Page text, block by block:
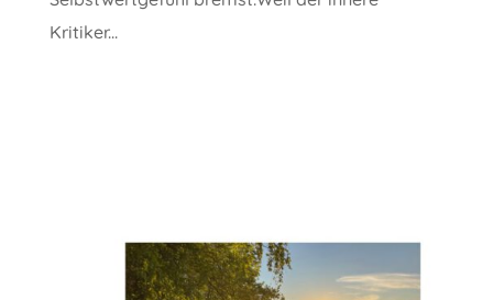
Kritiker...